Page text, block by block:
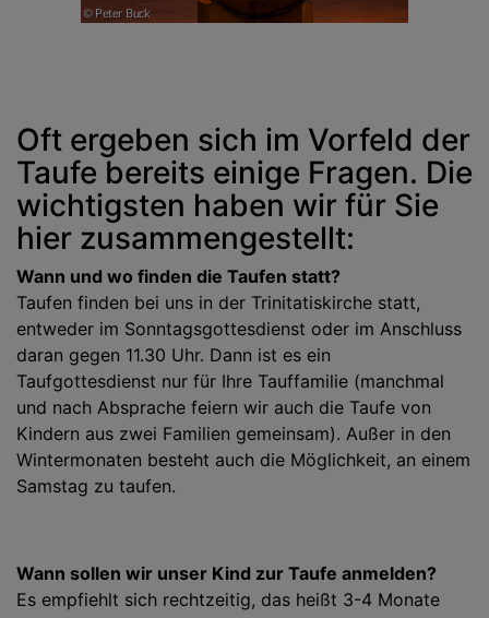
Oft ergeben sich im Vorfeld der
Taufe bereits einige Fragen. Die
wichtigsten haben wir für Sie
hier zusammengestellt:
Wann und wo finden die Taufen statt?
Taufen finden bei uns in der Trinitatiskirche statt,
entweder im Sonntagsgottesdienst oder im Anschluss
daran gegen 11.30 Uhr. Dann ist es ein
Taufgottesdienst nur für Ihre Tauffamilie (manchmal
und nach Absprache feiern wir auch die Taufe von
Kindern aus zwei Familien gemeinsam). Außer in den
Wintermonaten besteht auch die Möglichkeit, an einem
Samstag zu taufen.
Wann sollen wir unser Kind zur Taufe anmelden?
Es empfiehlt sich rechtzeitig, das heißt 3-4 Monate